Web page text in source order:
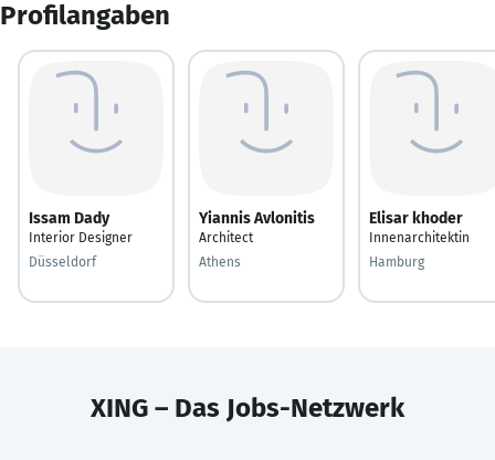
Profilangaben
Issam Dady
Interior Designer
Düsseldorf
Yiannis Avlonitis
Architect
Athens
Elisar khoder
Innenarchitektin
Hamburg
XING – Das Jobs-Netzwerk